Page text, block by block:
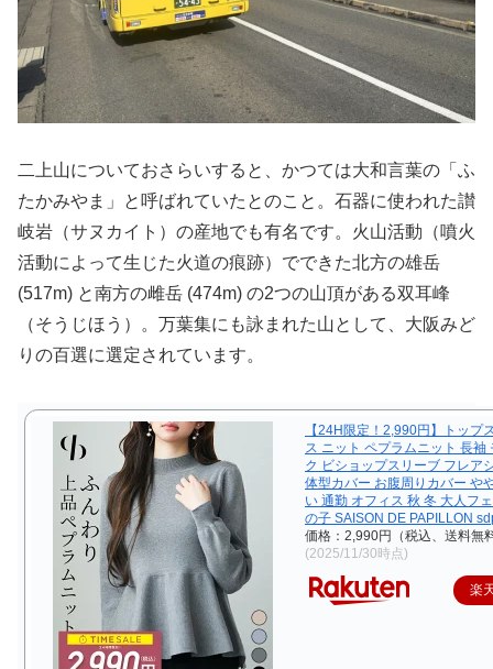
二上山についておさらいすると、かつては大和言葉の「ふ
たかみやま」と呼ばれていたとのこと。石器に使われた讃
岐岩（サヌカイト）の産地でも有名です。火山活動（噴火
活動によって生じた火道の痕跡）でできた北方の雄岳
(517m) と南方の雌岳 (474m) の2つの山頂がある双耳峰
（そうじほう）。万葉集にも詠まれた山として、大阪みど
りの百選に選定されています。
【24H限定！2,990円】トップ
ス ニット ペプラムニット 長袖
ク ビショップスリーブ フレア
体型カバー お腹周りカバー や
い 通勤 オフィス 秋 冬 大人フ
の子 SAISON DE PAPILLON
価格：2,990円（税込、送料無
(2025/11/30時点)
楽